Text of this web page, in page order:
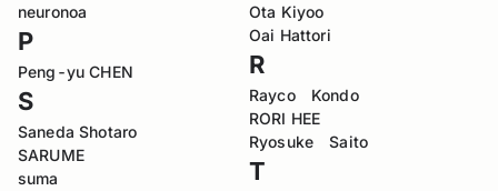
neuronoa
P
Peng-yu CHEN
S
Saneda Shotaro
SARUME
suma
Ota Kiyoo
Oai Hattori
R
Rayco Kondo
RORI HEE
Ryosuke Saito
T